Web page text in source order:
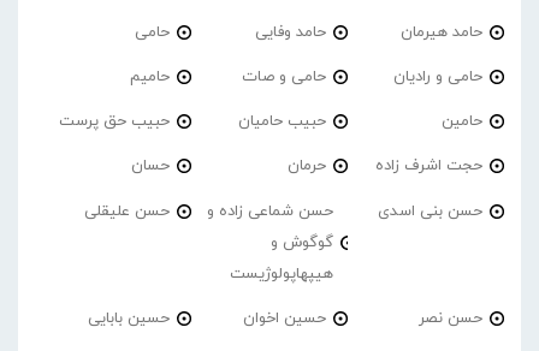
حامد هیرمان حامد وفایی حامی
حامی و رادیان حامی و صات حامیم
حامین حبیب حامیان حبیب حق پرست
حجت اشرف زاده حرمان حسان
حسن بنی اسدی
حسن شماعی زاده و
گوگوش و
هیپهاپولوژیست
حسن علیقلی
حسن نصر حسین اخوان حسین بابایی